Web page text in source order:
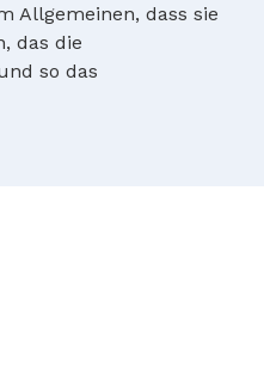
Allgemeinen, dass sie
das die
so das